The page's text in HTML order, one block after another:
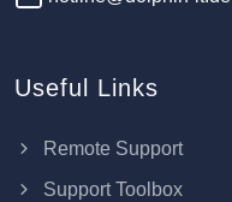
Useful Links
Remote Support
Support Toolbox